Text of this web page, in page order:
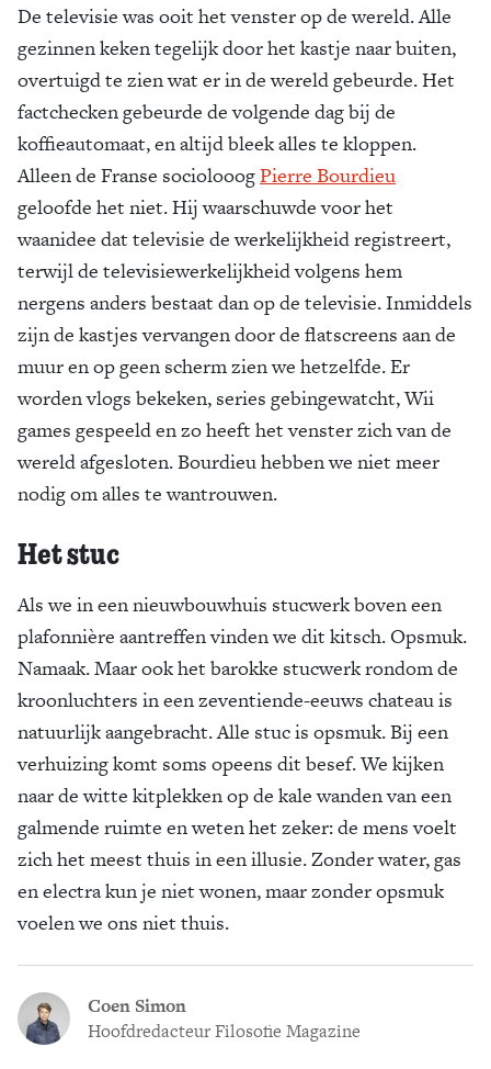
De televisie was ooit het venster op de wereld. Alle
gezinnen keken tegelijk door het kastje naar buiten,
overtuigd te zien wat er in de wereld gebeurde. Het
factchecken gebeurde de volgende dag bij de
koffieautomaat, en altijd bleek alles te kloppen.
Alleen de Franse sociolooogPierre Bourdieu
geloofde het niet. Hij waarschuwde voor het
waanidee dat televisie de werkelijkheid registreert,
terwijl de televisiewerkelijkheid volgens hem
nergens anders bestaat dan op de televisie. Inmiddels
zijn de kastjes vervangen door de flatscreens aan de
muur en op geen scherm zien we hetzelfde. Er
worden vlogs bekeken, series gebingewatcht, Wii
games gespeeld en zo heeft het venster zich van de
wereld afgesloten. Bourdieu hebben we niet meer
nodig om alles te wantrouwen.
Het stuc
Als we in een nieuwbouwhuis stucwerk boven een
plafonnière aantreffen vinden we dit kitsch. Opsmuk.
Namaak. Maar ook het barokke stucwerk rondom de
kroonluchters in een zeventiende-eeuws chateau is
natuurlijk aangebracht. Alle stuc is opsmuk. Bij een
verhuizing komt soms opeens dit besef. We kijken
naar de witte kitplekken op de kale wanden van een
galmende ruimte en weten het zeker: de mens voelt
zich het meest thuis in een illusie. Zonder water, gas
en electra kun je niet wonen, maar zonder opsmuk
voelen we ons niet thuis.
Coen Simon
Hoofdredacteur Filosofie Magazine